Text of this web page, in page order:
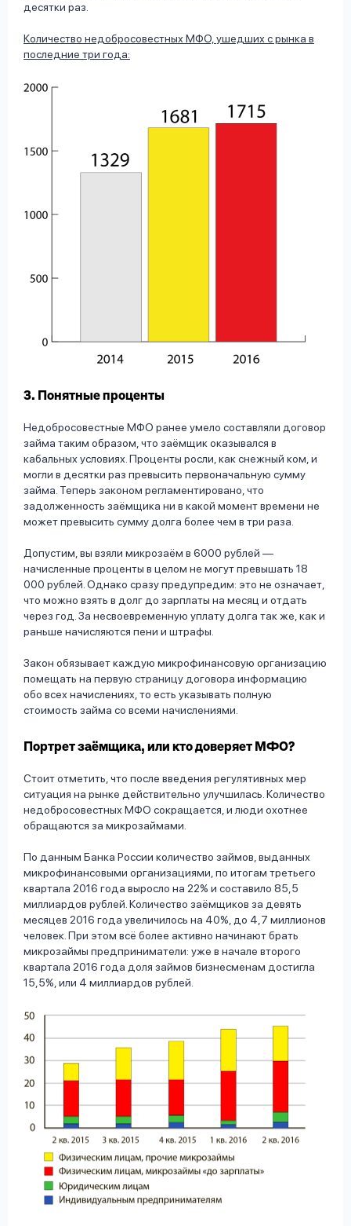
десятки раз.
Количество недобросовестных МФО, ушедших с рынка в
последние три года:
3. Понятные проценты
Недобросовестные МФО ранее умело составляли договор
займа таким образом, что заёмщик оказывался в
кабальных условиях. Проценты росли, как снежный ком, и
могли в десятки раз превысить первоначальную сумму
займа. Теперь законом регламентировано, что
задолженность заёмщика ни в какой момент времени не
может превысить сумму долга более чем в три раза.
Допустим, вы взяли микрозаём в 6000 рублей —
начисленные проценты в целом не могут превышать 18
000 рублей. Однако сразу предупредим: это не означает,
что можно взять в долг до зарплаты на месяц и отдать
через год. За несвоевременную уплату долга так же, как и
раньше начисляются пени и штрафы.
Закон обязывает каждую микрофинансовую организацию
помещать на первую страницу договора информацию
обо всех начислениях, то есть указывать полную
стоимость займа со всеми начислениями.
Портрет заёмщика, или кто доверяет МФО?
Стоит отметить, что после введения регулятивных мер
ситуация на рынке действительно улучшилась. Количество
недобросовестных МФО сокращается, и люди охотнее
обращаются за микрозаймами.
По данным Банка России количество займов, выданных
микрофинансовыми организациями, по итогам третьего
квартала 2016 года выросло на 22% и составило 85,5
миллиардов рублей. Количество заёмщиков за девять
месяцев 2016 года увеличилось на 40%, до 4,7 миллионов
человек. При этом всё более активно начинают брать
микрозаймы предприниматели: уже в начале второго
квартала 2016 года доля займов бизнесменам достигла
15,5%, или 4 миллиардов рублей.